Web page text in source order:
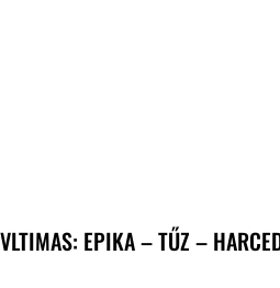
VLTIMAS: EPIKA – TŰZ –